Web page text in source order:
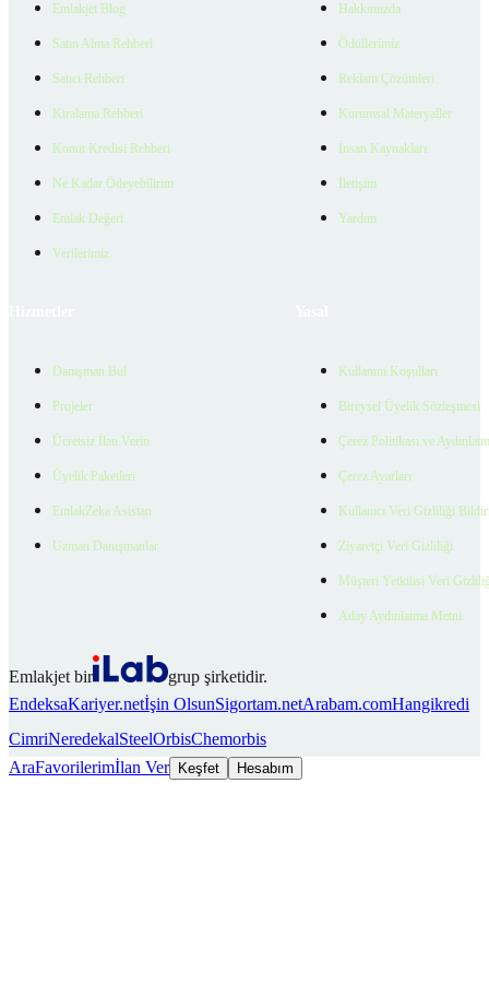
Emlakjet Blog
Satın Alma Rehberi
Satıcı Rehberi
Kiralama Rehberi
Konut Kredisi Rehberi
Ne Kadar Ödeyebilirim
Emlak Değeri
Verilerimiz
Hakkımızda
Ödüllerimiz
Reklam Çözümleri
Kurumsal Materyaller
İnsan Kaynakları
İletişim
Yardım
Danışman Bul
Projeler
Ücretsiz İlan Verin
Üyelik Paketleri
EmlakZeka Asistan
Uzman Danışmanlar
Kullanım Koşulları
Bireysel Üyelik Sözleşmesi
Çerez Politikası ve
Çerez Ayarları
Kullanıcı Veri Gizliliği
Ziyaretçi Veri Gizliliği
Müşteri Yetkilisi Veri
Aday Aydınlatma Metni
Emlakjet bir
grup şirketidir.
EndeksaKariyer.netİşin OlsunSigortam.netArabam.comHangikredi
CimriNeredekalSteelOrbisChemorbis
AraFavorilerimİlan Ver Keşfet Hesabım